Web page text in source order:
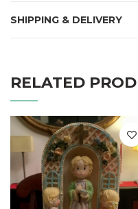
SHIPPING & DELIVERY
RELATED